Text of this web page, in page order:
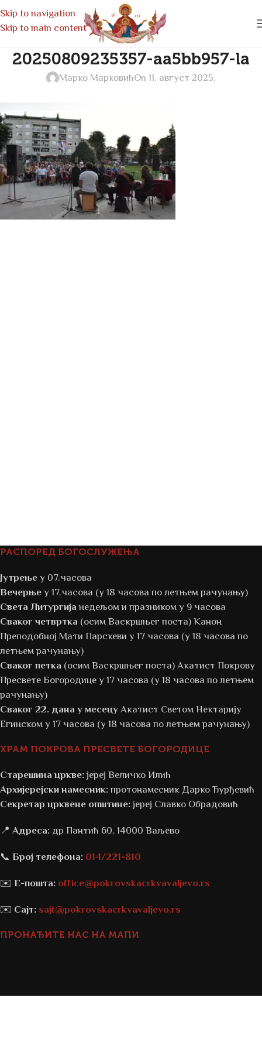
Skip to navigation
Skip to main content
20250809235357-aa5bb957-la
Марко МарковићOn 11. август 2025.
РАСПОРЕД БОГОСЛУЖЕЊА
Јутрење у 07.часова
Вечерње у 17.часова (у 18 часова по летњем рачунању)
Света Литургија недељом и празником у 9 часова
Сваког четвртка (осим Васкршњег поста) Канон
Преподобној Мати Парскеви у 17 часова (у 18 часова по
летњем рачунању)
Сваког петка (осим Васкршњег поста) Акатист Покрову
Пресвете Богородице у 17 часова (у 18 часова по летњем
рачунању)
Сваког 22. дана у месецу Акатист Светом Нектарију
Егинском у 17 часова (у 18 часова по летњем рачунању)
ХРАМ ПОКРОВА ПРЕСВЕТЕ БОГОРОДИЦЕ
Старешина цркве:јереј Величко Илић
Архијерејски намесник:протонамесник Дарко Ђурђевић
Секретар црквене општине:јереј Славко Обрадовић
📍 Адреса: др Пантић 60, 14000 Ваљево
📞 Број телефона: 014/221-810
✉️ Е-пошта: office@pokrovskacrkvavaljevo.rs
✉️ Сајт: sajt@pokrovskacrkvavaljevo.rs
ПРОНАЂИТЕ НАС НА МАПИ